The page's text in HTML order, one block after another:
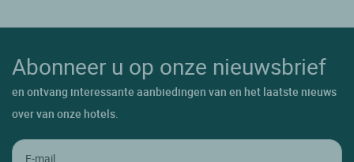
Abonneer u op onze nieuwsbrief
en ontvang interessante aanbiedingen van en het laatste nieuws
over van onze hotels.